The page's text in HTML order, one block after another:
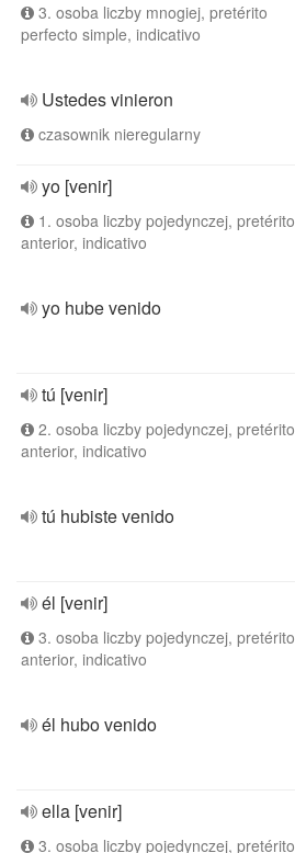
3. osoba liczby mnogiej, pretérito
perfecto simple, indicativo
Ustedes vinieron
czasownik nieregularny
yo [venir]
1. osoba liczby pojedynczej, pretérito
anterior, indicativo
yo hube venido
tú [venir]
2. osoba liczby pojedynczej, pretérito
anterior, indicativo
tú hubiste venido
él [venir]
3. osoba liczby pojedynczej, pretérito
anterior, indicativo
él hubo venido
ella [venir]
3. osoba liczby pojedynczej, pretérito